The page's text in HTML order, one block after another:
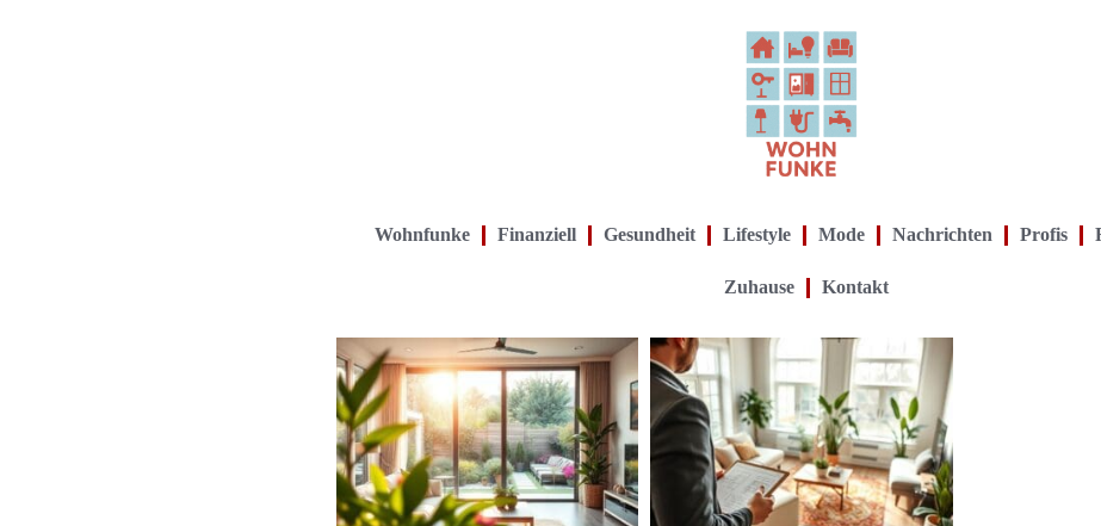
Wohnfunke Finanziell Gesundheit Lifestyle Mode Nachrichten Profis
Zuhause Kontakt